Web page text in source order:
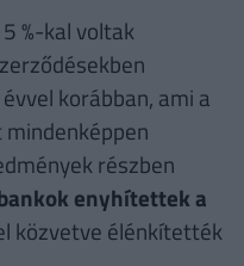
%-kal voltak
korábban, ami a
részben
enyhítettek a
közvetve élénkítették